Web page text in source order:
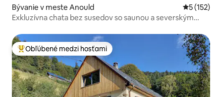
Bývanie v meste Anould Priemerné
5 (152)
Exkluzívna chata bez susedov so saunou a severským
Najobľúbenejšie medzi hosťami
Obľúbené medzi hosťami